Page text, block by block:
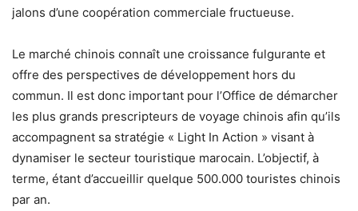
jalons d’une coopération commerciale fructueuse.
Le marché chinois connaît une croissance fulgurante et
offre des perspectives de développement hors du
commun. Il est donc important pour l’Office de démarcher
les plus grands prescripteurs de voyage chinois afin qu’ils
accompagnent sa stratégie « Light In Action » visant à
dynamiser le secteur touristique marocain. L’objectif, à
terme, étant d’accueillir quelque 500.000 touristes chinois
par an.